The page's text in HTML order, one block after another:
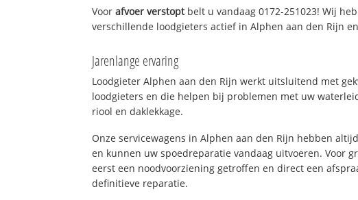
Voorafvoer verstoptbelt u vandaag 0172-251023! Wij
verschillende loodgieters actief in Alphen aan den Rijn
Jarenlange ervaring
Loodgieter Alphen aan den Rijn werkt uitsluitend met
loodgieters en die helpen bij problemen met uw
riool en daklekkage.
Onze servicewagens in Alphen aan den Rijn hebben
en kunnen uw spoedreparatie vandaag uitvoeren. Voor
eerst een noodvoorziening getroffen en direct een
definitieve reparatie.